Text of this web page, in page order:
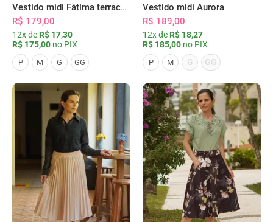
Vestido midi Fátima terracota
R$ 179,00
12x de R$ 17,30
R$ 175,00 no PIX
P M G GG
Vestido midi Aurora
R$ 189,00
12x de R$ 18,27
R$ 185,00 no PIX
P M G GG